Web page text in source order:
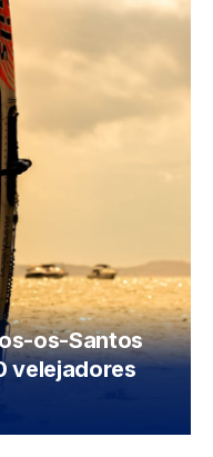
os-Santos
velejadores